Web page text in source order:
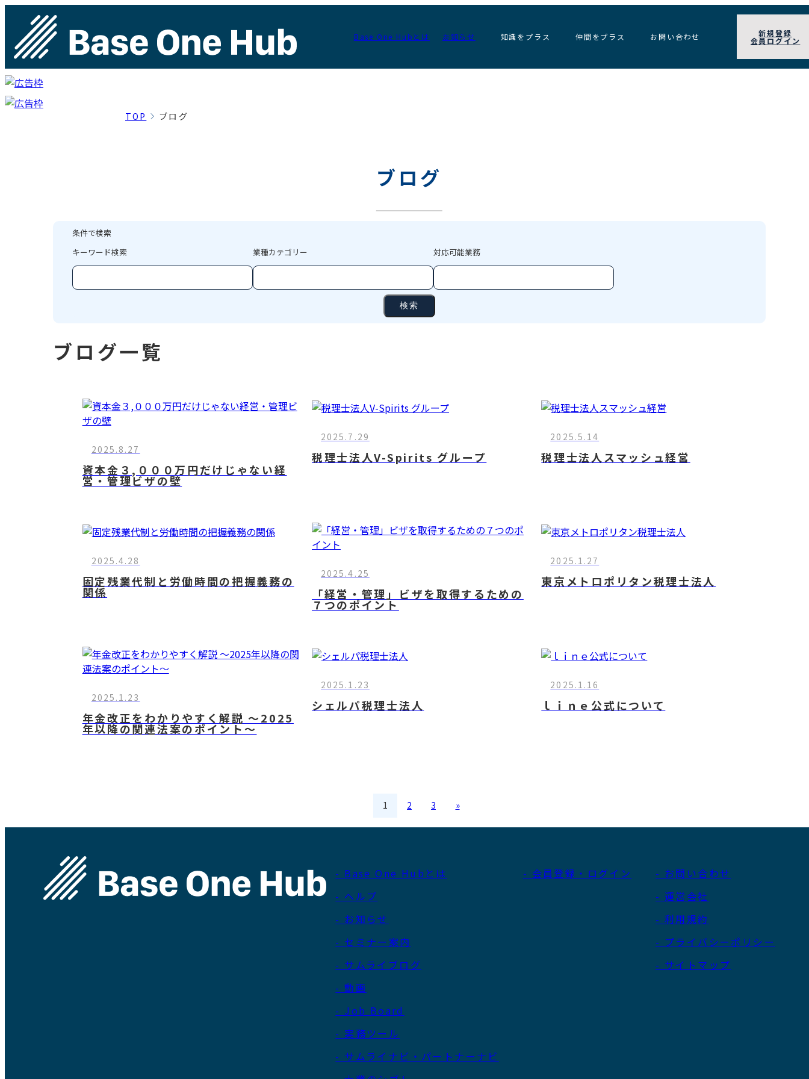
Base One Hubとは お知らせ 知識をプラス 仲間をプラス お問い合わせ 新規登録
会員ログイン
TOP ブログ
ブログ
条件で検索
キーワード検索
業種カテゴリー 対応可能業務
検索
ブログ一覧
2025.8.27
資本金３,０００万円だけじゃない経
営・管理ビザの壁
2025.7.29
税理士法人V-Spirits グループ
2025.5.14
税理士法人スマッシュ経営
2025.4.28
固定残業代制と労働時間の把握義務の
関係
2025.4.25
「経営・管理」ビザを取得するための
７つのポイント
2025.1.27
東京メトロポリタン税理士法人
2025.1.23
年金改正をわかりやすく解説 ～2025
年以降の関連法案のポイント～
2025.1.23
シェルパ税理士法人
2025.1.16
ｌｉｎｅ公式について
稿
ゲ
ョ
ン
1 2 3 »
- Base One Hubとは
- ヘルプ
- お知らせ
- セミナー案内
- サムライブログ
- 動画
- Job Board
- 実務ツール
- サムライナビ・パートナーナビ
- 会員登録・ログイン
- お問い合わせ
- 運営会社
- 利用規約
- プライバシーポリシー
- サイトマップ